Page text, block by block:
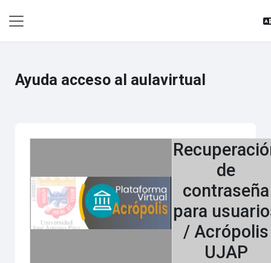
Ayuda acceso al aulavirtual
de
contraseña
para
/ Acrópolis
UJAP